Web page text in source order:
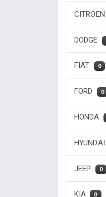
CITROEN
DODGE
FIAT 0
FORD 0
HONDA
HYUNDAI
JEEP 0
KIA 0